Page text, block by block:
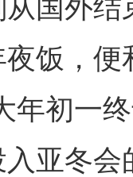
国外
夜饭，
年初一
亚冬